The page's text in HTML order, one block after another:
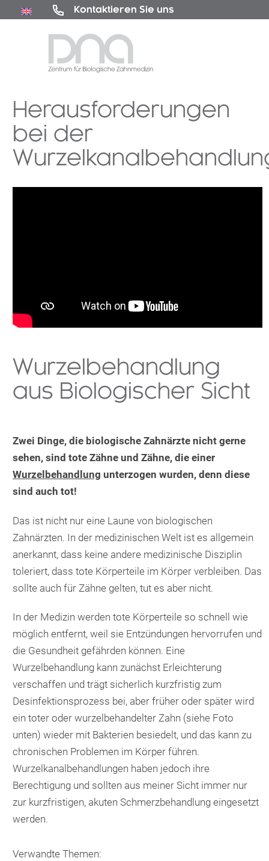
Kontaktieren Sie uns
Herausforderungen
bei der
Wurzelbehandlung
aus Biologischer Sicht
Zwei Dinge, die biologische Zahnärzte nicht gerne
sehen, sind tote Zähne und Zähne, die einer
Wurzelbehandlung unterzogen wurden, denn diese
sind auch tot!
Das ist nicht nur eine Laune von biologischen
Zahnärzten. In der medizinischen Welt ist es allgemein
anerkannt, dass keine andere medizinische Disziplin
toleriert, dass tote Körperteile im Körper verbleiben. Das
sollte auch für Zähne gelten, tut es aber nicht.
In der Medizin werden tote Körperteile so schnell wie
möglich entfernt, weil sie Entzündungen hervorrufen und
die Gesundheit gefährden können. Eine
Wurzelbehandlung kann zunächst Erleichterung
verschaffen und trägt sicherlich kurzfristig zum
Desinfektionsprozess bei, aber früher oder später wird
ein toter oder wurzelbehandelter Zahn (siehe Foto
unten) wieder mit Bakterien besiedelt, und das kann zu
chronischen Problemen im Körper führen.
Wurzelkanalbehandlungen haben jedoch ihre
Berechtigung und sollten aus meiner Sicht immer nur
zur kurzfristigen, akuten Schmerzbehandlung eingesetzt
werden.
Verwandte Themen: